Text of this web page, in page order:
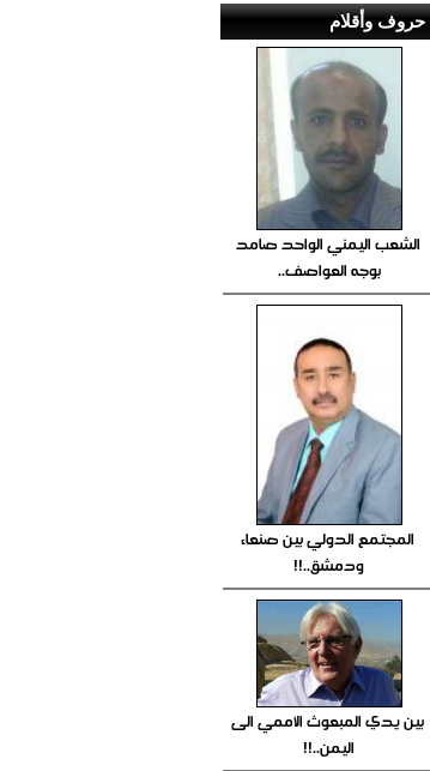
حروف وأقلام
الشعب اليمني الواحد صامد
بوجه العواصف..
المجتمع الدولي بين صنعاء
ودمشق..!!
بين يدي المبعوث الأممي الى
اليمن..!!